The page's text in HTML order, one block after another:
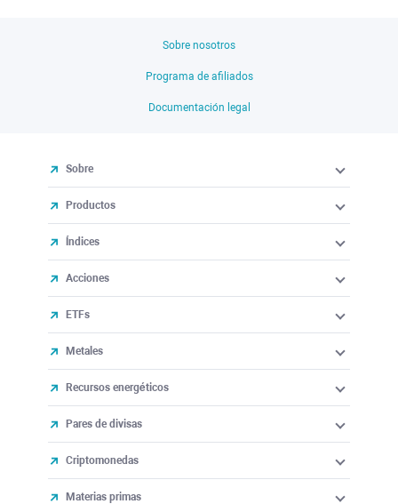
Sobre nosotros
Programa de afiliados
Documentación legal
Sobre
Productos
Índices
Acciones
ETFs
Metales
Recursos energéticos
Pares de divisas
Criptomonedas
Materias primas